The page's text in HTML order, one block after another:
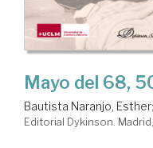
Mayo del 68,
Bautista Naranjo, Esther;
Editorial Dykinson.